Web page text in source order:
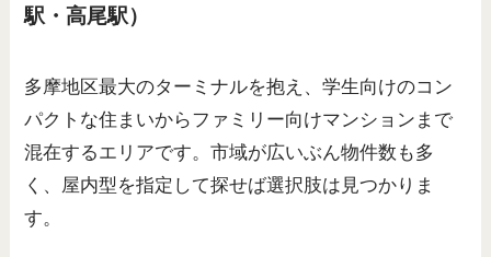
駅・高尾駅）
多摩地区最大のターミナルを抱え、学生向けのコン
パクトな住まいからファミリー向けマンションまで
混在するエリアです。市域が広いぶん物件数も多
く、屋内型を指定して探せば選択肢は見つかりま
す。